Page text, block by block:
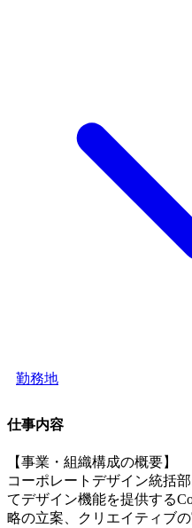
勤務地
仕事内容
【事業・組織構成の概要】
コーポレートデザイン統括
てデザイン機能を提供する
略の立案、クリエイティブ